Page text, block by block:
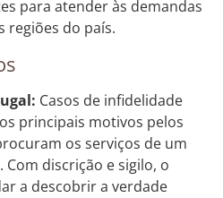
para atender às demandas
regiões do país.
Casos de infidelidade
principais motivos pelos
os serviços de um
discrição e sigilo, o
a descobrir a verdade